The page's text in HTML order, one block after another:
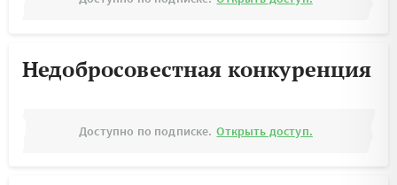
Недобросовестная конкуренция
Доступно по подписке. Открыть доступ.